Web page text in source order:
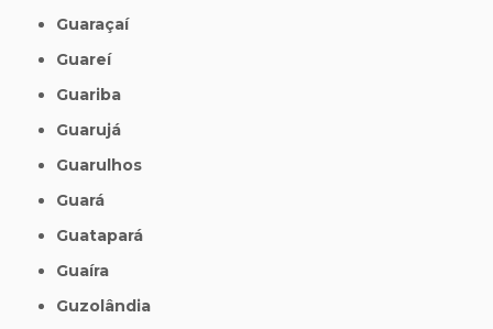
Guaraçaí
Guareí
Guariba
Guarujá
Guarulhos
Guará
Guatapará
Guaíra
Guzolândia